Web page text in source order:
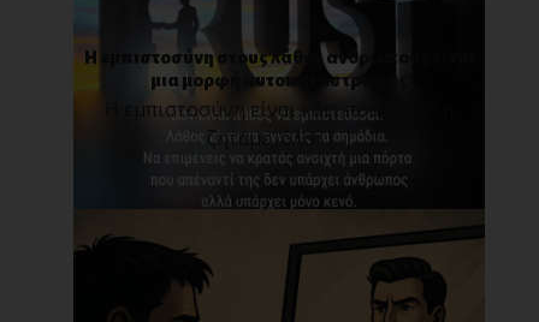
Η εμπιστοσύνη στους λάθος ανθρώπους είναι
μια μορφή αυτοκαταστροφής
Η εμπιστοσύνη είναι κάτι που όλοι τη
ζητάμε, όλοι [...]